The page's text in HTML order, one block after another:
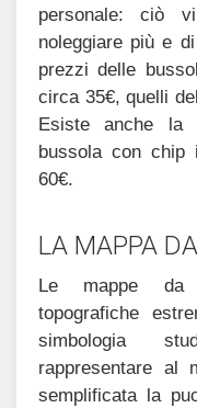
personale: ciò
noleggiare più e
prezzi delle
circa 35€, quelli
Esiste anche la
bussola con chip
60€.
LA MAPPA
Le mappe da
topografiche
simbologia
rappresentare al
semplificata la